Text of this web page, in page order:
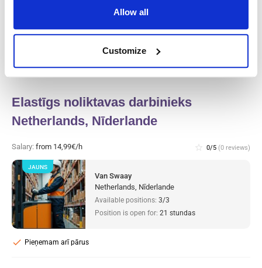
Allow all
Customize
Available positions:
Elastīgs noliktavas darbinieks
Netherlands, Nīderlande
Salary: from 14,99€/h star_border 0/5 (0 reviews)
Van Swaay
Netherlands, Nīderlande
Available positions: 3/3
Position is open for: 21 stundas
Pieņemam arī pārus
check
JAUNS